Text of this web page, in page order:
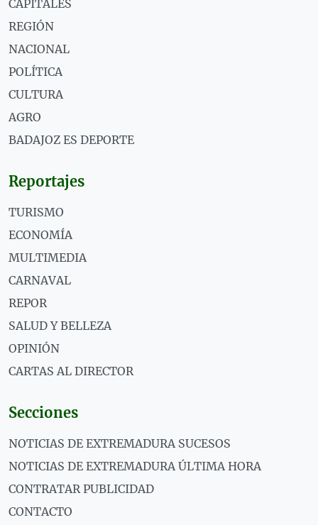
CAPITALES
REGIÓN
NACIONAL
POLÍTICA
CULTURA
AGRO
BADAJOZ ES DEPORTE
Reportajes
TURISMO
ECONOMÍA
MULTIMEDIA
CARNAVAL
REPOR
SALUD Y BELLEZA
OPINIÓN
CARTAS AL DIRECTOR
Secciones
NOTICIAS DE EXTREMADURA SUCESOS
NOTICIAS DE EXTREMADURA ÚLTIMA HORA
CONTRATAR PUBLICIDAD
CONTACTO